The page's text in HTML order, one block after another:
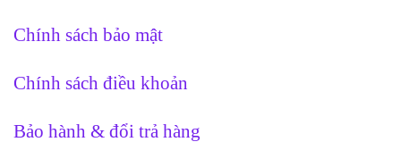
Chính sách bảo mật
Chính sách điều khoản
Bảo hành & đổi trả hàng